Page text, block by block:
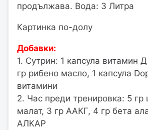
продължава. Вода: 3 Литра
Картинка по-долу
Добавки:
1. Сутрин: 1 капсула витамин
гр рибено масло, 1 капсула
витамини
2. Час преди тренировка: 5 гр
малат, 3 гр ААКГ, 4 гр бета
АЛКАР